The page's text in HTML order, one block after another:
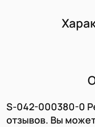
S-042-000380-0
отзывов. Вы